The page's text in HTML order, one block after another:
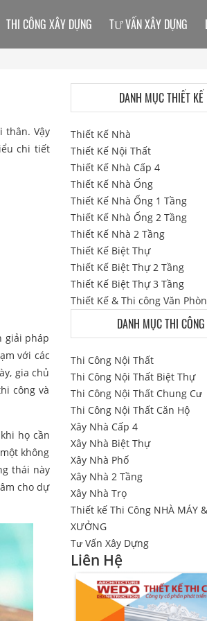
thân. Vậy
chi tiết
giải pháp
với các
gia chủ
công và
họ cần
không
thái này
cho dự
THI CÔNG XÂY DỰNG TƯ VẤN XÂY DỰNG
DANH MỤC THIẾT KẾ
Thiết Kế Nhà
Thiết Kế Nội Thất
Thiết Kế Nhà Cấp 4
Thiết Kế Nhà Ống
Thiết Kế Nhà Ống 1 Tầng
Thiết Kế Nhà Ống 2 Tầng
Thiết Kế Nhà 2 Tầng
Thiết Kế Biệt Thự
Thiết Kế Biệt Thự 2 Tầng
Thiết Kế Biệt Thự 3 Tầng
Thiết Kế & Thi công Văn
DANH MỤC THI CÔNG
Thi Công Nội Thất
Thi Công Nội Thất Biệt Thự
Thi Công Nội Thất Chung Cư
Thi Công Nội Thất Căn Hộ
Xây Nhà Cấp 4
Xây Nhà Biệt Thự
Xây Nhà Phố
Xây Nhà 2 Tầng
Xây Nhà Trọ
Thiết kế Thi Công NHÀ MÁY
XƯỞNG
Tư Vấn Xây Dựng
Liên Hệ